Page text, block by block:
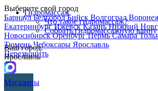
Выберите свой город
БарнаулБелгородБийск Волгоград
ЕкатеринбургИжевскКазаньНижний
НовосибирскОренбургПермьСамара
ТюменьЧебоксары Ярославль
Перезвонить
Гидромассаж
Что такое гидромассаж?
Собрать гидромассажную ванну
Ваш город:
Ярославль
Магазины